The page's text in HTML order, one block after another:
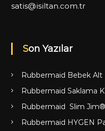
satis@isiltan.com.tr
Son Yazılar
Rubbermaid Bebek
Rubbermaid Saklama
Rubbermaid Slim Jim®
Rubbermaid HYGEN